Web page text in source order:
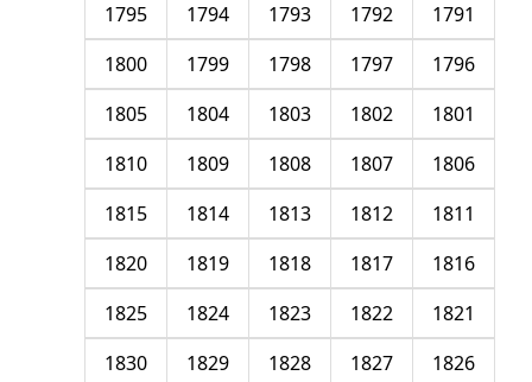
1791
1792
1793
1794
1795
1796
1797
1798
1799
1800
1801
1802
1803
1804
1805
1806
1807
1808
1809
1810
1811
1812
1813
1814
1815
1816
1817
1818
1819
1820
1821
1822
1823
1824
1825
1826
1827
1828
1829
1830